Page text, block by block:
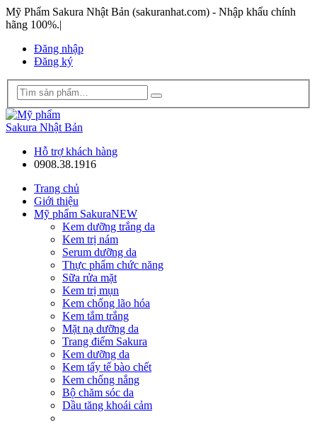
Mỹ Phẩm Sakura Nhật Bản (sakuranhat.com) - Nhập khẩu chính
hãng 100%.|
Đăng nhập
Đăng ký
Hỗ trợ khách hàng
0908.38.1916
Trang chủ
Giới thiệu
Mỹ phẩm SakuraNEW
Kem dưỡng trắng da
Kem trị nám
Serum dưỡng da
Thực phẩm chức năng
Sữa rửa mặt
Kem trị mụn
Kem chống lão hóa
Kem tắm trắng
Mặt nạ dưỡng da
Trang điểm Sakura
Kem dưỡng da
Kem tẩy tế bào chết
Kem chống nắng
Bộ chăm sóc da
Dầu tăng khoái cảm